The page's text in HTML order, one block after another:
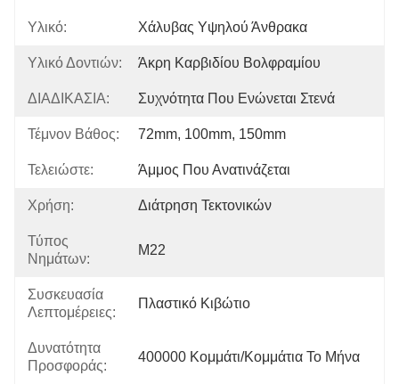
Υλικό: Χάλυβας Υψηλού Άνθρακα
Υλικό Δοντιών: Άκρη Καρβιδίου Βολφραμίου
ΔΙΑΔΙΚΑΣΙΑ: Συχνότητα Που Ενώνεται Στενά
Τέμνον Βάθος: 72mm, 100mm, 150mm
Τελειώστε: Άμμος Που Ανατινάζεται
Χρήση: Διάτρηση Τεκτονικών
Τύπος
Νημάτων:
M22
Συσκευασία
Λεπτομέρειες:
Πλαστικό Κιβώτιο
Δυνατότητα
Προσφοράς:
400000 Κομμάτι/κομμάτια Το Μήνα